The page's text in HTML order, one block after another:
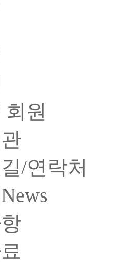
원
/연락처
News